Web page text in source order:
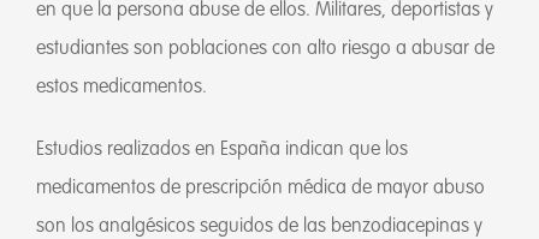
en que la persona abuse de ellos. Militares, deportistas y
estudiantes son poblaciones con alto riesgo a abusar de
estos medicamentos.
Estudios realizados en España indican que los
medicamentos de prescripción médica de mayor abuso
son los analgésicos seguidos de las benzodiacepinas y